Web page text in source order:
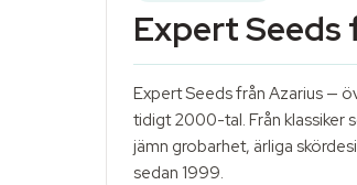
Expert Seeds
Expert Seeds från Azarius —
tidigt 2000-tal. Från klassiker
jämn grobarhet, ärliga
sedan 1999.